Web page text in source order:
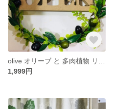
1,999円